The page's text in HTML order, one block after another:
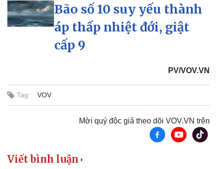
Thế giới
Cuộc sống đó đây
Multimedia
Video
Bão số 10 suy yếu thành
áp thấp nhiệt đới, giật
cấp 9
PV/VOV.VN
Tag: VOV
Mời quý độc giả theo dõi VOV.VN trên
Viết bình luận